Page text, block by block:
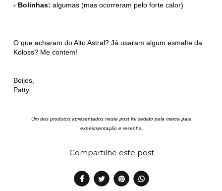
- Bolinhas: algumas (mas ocorreram pelo forte calor)
O que acharam do Alto Astral? Já usaram algum esmalte da
Koloss? Me contem!
Beijos,
Patty
Um dos produtos apresentados neste post foi cedido pela marca para
experimentação e resenha.
Compartilhe este post